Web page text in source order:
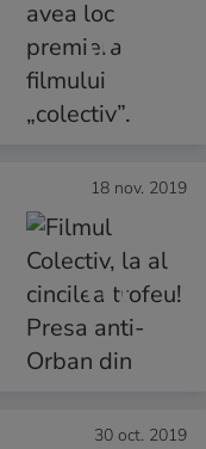
18 nov. 2019
30 oct. 2019